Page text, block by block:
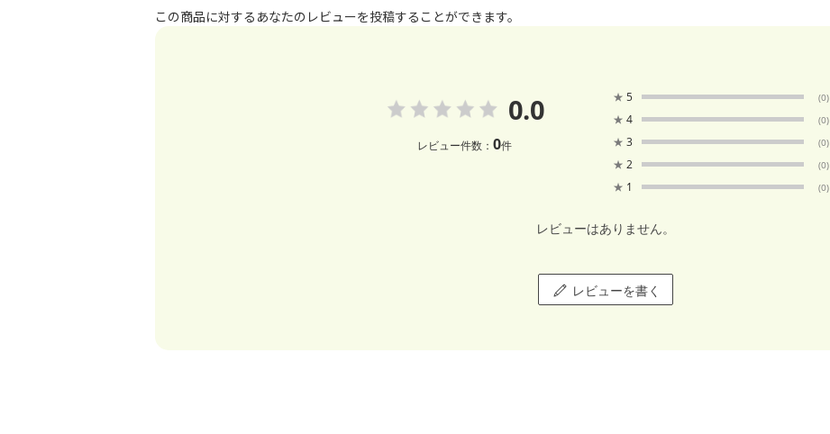
この商品に対するあなたのレビューを投稿することができます。
0.0
レビュー件数： 0件
★ 5 (0)
★ 4 (0)
★ 3 (0)
★ 2 (0)
★ 1 (0)
レビューはありません。
レビューを書く